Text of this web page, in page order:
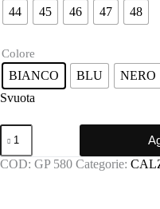
44 45 46 47 48
Colore
BIANCO BLU
NERO
Svuota
DecollÈttÈ
gold&gold
quantità
COD: GP 580 Categorie: